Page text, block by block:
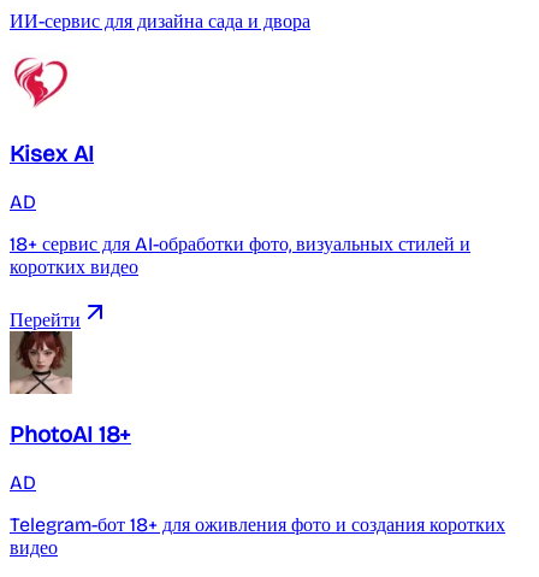
ИИ-сервис для дизайна сада и двора
Kisex AI
AD
18+ сервис для AI-обработки фото, визуальных стилей и
коротких видео
Перейти
PhotoAI 18+
AD
Telegram-бот 18+ для оживления фото и создания коротких
видео